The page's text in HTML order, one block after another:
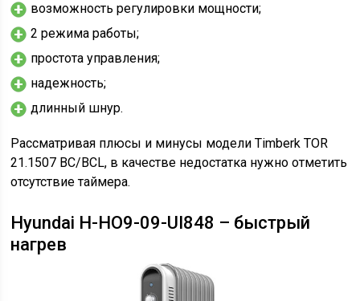
возможность регулировки мощности;
2 режима работы;
простота управления;
надежность;
длинный шнур.
Рассматривая плюсы и минусы модели Timberk TOR
21.1507 BC/BCL, в качестве недостатка нужно отметить
отсутствие таймера.
Hyundai H-HO9-09-UI848 – быстрый
нагрев